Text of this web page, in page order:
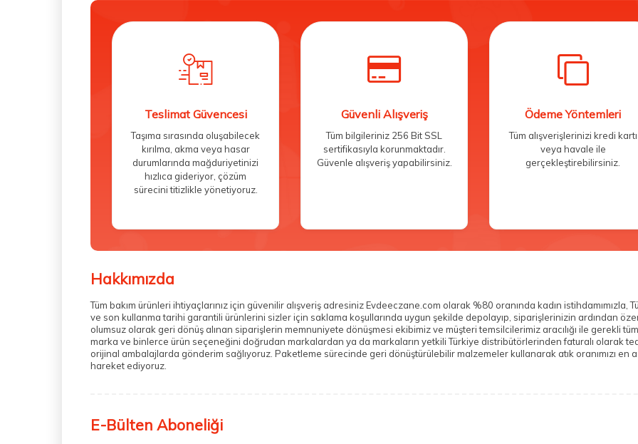
Teslimat Güvencesi
Taşıma sırasında oluşabilecek
kırılma, akma veya hasar
durumlarında mağduriyetinizi
hızlıca gideriyor, çözüm
sürecini titizlikle yönetiyoruz.
Güvenli Alışveriş
Tüm bilgileriniz 256 Bit SSL
sertifikasıyla korunmaktadır.
Güvenle alışveriş yapabilirsiniz.
Ödeme Yöntemleri
Tüm alışverişlerinizi kredi kartı
veya havale ile
gerçekleştirebilirsiniz.
Hakkımızda
Tüm bakım ürünleri ihtiyaçlarınız için güvenilir alışveriş adresiniz Evdeeczane.com olarak %80 oranında kadın istihdamımızla,
ve son kullanma tarihi garantili ürünlerini sizler için saklama koşullarında uygun şekilde depolayıp, siparişlerinizin ardından
olumsuz olarak geri dönüş alınan siparişlerin memnuniyete dönüşmesi ekibimiz ve müşteri temsilcilerimiz aracılığı ile gerekli
marka ve binlerce ürün seçeneğini doğrudan markalardan ya da markaların yetkili Türkiye distribütörlerinden faturalı olarak
orijinal ambalajlarda gönderim sağlıyoruz. Paketleme sürecinde geri dönüştürülebilir malzemeler kullanarak atık oranımızı
hareket ediyoruz.
E-Bülten Aboneliği